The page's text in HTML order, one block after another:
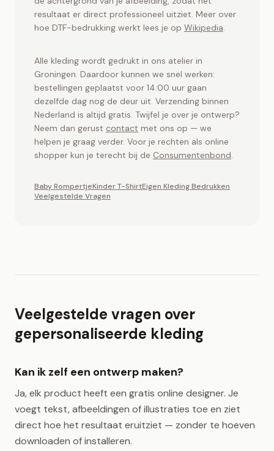
resultaat er direct professioneel uitziet. Meer over
hoe DTF-bedrukking werkt lees je op Wikipedia.
Alle kleding wordt gedrukt in ons atelier in
Groningen. Daardoor kunnen we snel werken:
bestellingen geplaatst voor 14:00 uur gaan
dezelfde dag nog de deur uit. Verzending binnen
Nederland is altijd gratis. Twijfel je over je ontwerp?
Neem dan gerust contact met ons op — we
helpen je graag verder. Voor je rechten als online
shopper kun je terecht bij de Consumentenbond.
Baby RompertjeKinder T-ShirtEigen Kleding Bedrukken
Veelgestelde Vragen
Veelgestelde vragen over
gepersonaliseerde kleding
Kan ik zelf een ontwerp maken?
Ja, elk product heeft een gratis online designer. Je
voegt tekst, afbeeldingen of illustraties toe en ziet
direct hoe het resultaat eruitziet — zonder te hoeven
downloaden of installeren.